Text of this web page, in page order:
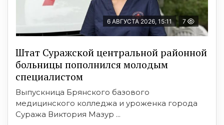
6 АВГУСТА 2026, 15:11 7
Штат Суражской центральной районной
больницы пополнился молодым
специалистом
Выпускница Брянского базового
медицинского колледжа и уроженка города
Суража Виктория Мазур ...